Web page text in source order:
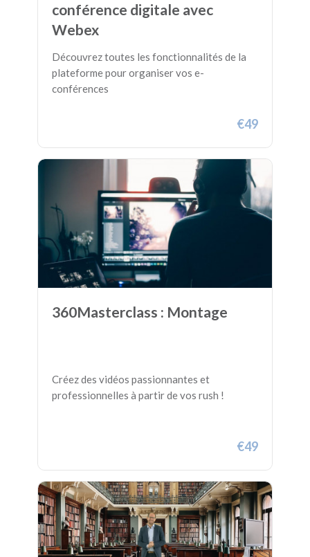
conférence digitale avec
Webex
Découvrez toutes les fonctionnalités de la
plateforme pour organiser vos e-
conférences
€49
360Masterclass : Montage
Créez des vidéos passionnantes et
professionnelles à partir de vos rush !
€49